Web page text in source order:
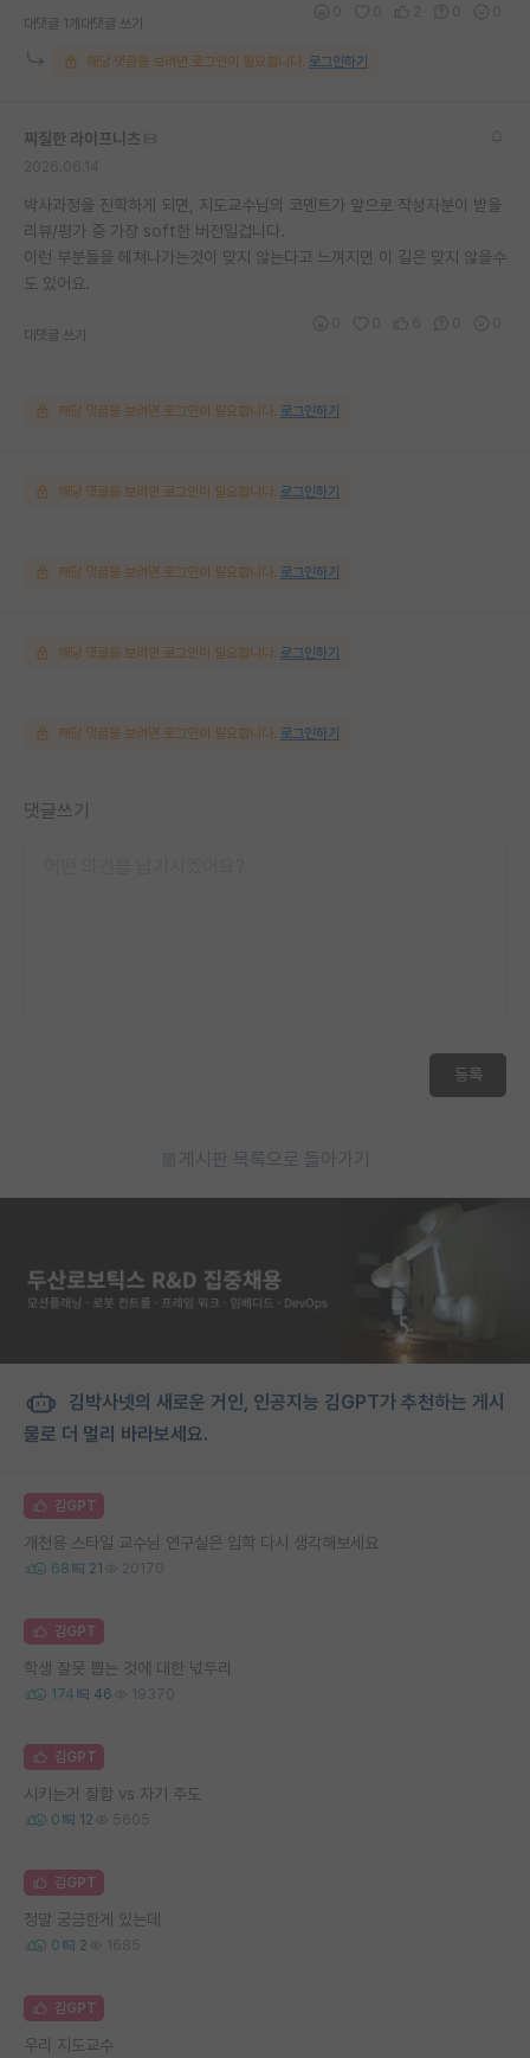
대댓글 1개 대댓글 쓰기
해당 댓글을 보려면 로그인이 필요합니다. 로그인하기
찌질한 라이프니츠
박사과정을 진학하게 되면, 지도교수님의 코멘트가 앞으로 작성자분이 받을
리뷰/평가 중 가장 soft한 버전일겁니다.
이런 부분들을 헤쳐나가는것이 맞지 않는다고 느껴지면 이 길은 맞지 않을수
도 있어요.
대댓글 쓰기
해당 댓글을 보려면 로그인이 필요합니다. 로그인하기
해당 댓글을 보려면 로그인이 필요합니다. 로그인하기
해당 댓글을 보려면 로그인이 필요합니다. 로그인하기
해당 댓글을 보려면 로그인이 필요합니다. 로그인하기
해당 댓글을 보려면 로그인이 필요합니다. 로그인하기
댓글쓰기
등록
게시판 목록으로 돌아가기
김박사넷의 새로운 거인, 인공지능 김GPT가 추천하는 게시
물로 더 멀리 바라보세요.
김GPT
개천용 스타일 교수님 연구실은 입학 다시 생각해보세요
68 21 20170
김GPT
학생 잘못 뽑는 것에 대한 넋두리
174 46 19370
김GPT
시키는거 잘함 vs 자기 주도
0 12 5605
김GPT
정말 궁금한게 있는데
0 2 1685
김GPT
우리 지도교수